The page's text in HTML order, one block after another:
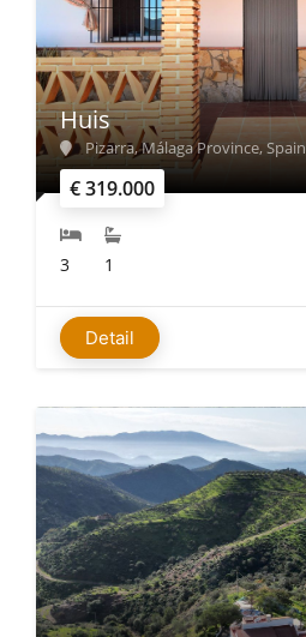
€ 319.000
Huis
Pizarra, Málaga Province, Spain
3 1
Detail